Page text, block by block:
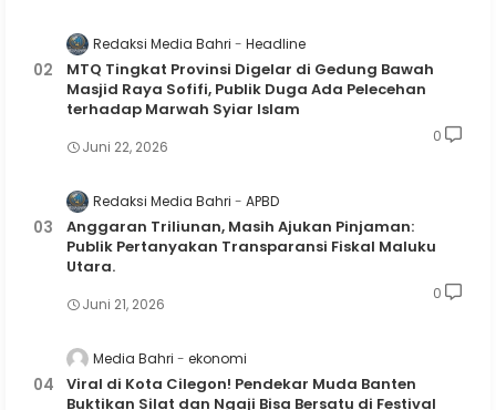
Redaksi Media Bahri Headline
MTQ Tingkat Provinsi Digelar di Gedung Bawah
Masjid Raya Sofifi, Publik Duga Ada Pelecehan
terhadap Marwah Syiar Islam
Juni 22, 2026
0
Redaksi Media Bahri APBD
Anggaran Triliunan, Masih Ajukan Pinjaman:
Publik Pertanyakan Transparansi Fiskal Maluku
Utara.
Juni 21, 2026
0
Media Bahri ekonomi
Viral di Kota Cilegon! Pendekar Muda Banten
Buktikan Silat dan Ngaji Bisa Bersatu di Festival